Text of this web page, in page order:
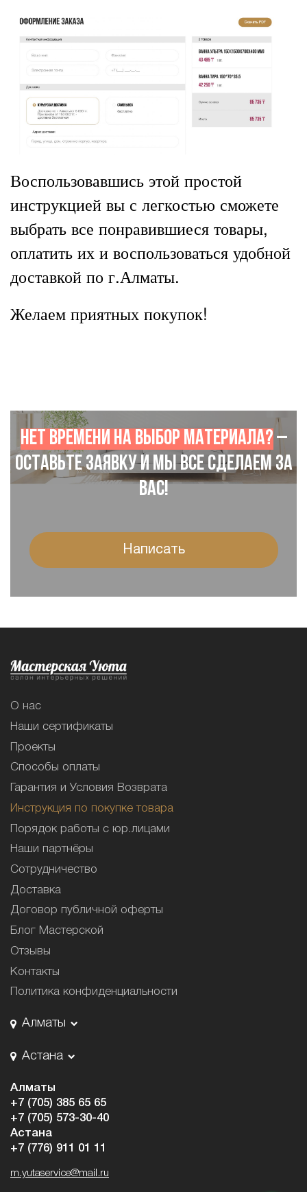
Воспользовавшись этой простой
инструкцией вы с легкостью сможете
выбрать все понравившиеся товары,
оплатить их и воспользоваться удобной
доставкой по г.Алматы.
Желаем приятных покупок!
Нет времени на выбор материала?–
Оставьте заявку и мы все сделаем за
Вас!
Написать
О нас
Наши сертификаты
Проекты
Способы оплаты
Гарантия и Условия Возврата
Инструкция по покупке товара
Порядок работы с юр.лицами
Наши партнёры
Сотрудничество
Доставка
Договор публичной оферты
Блог Мастерской
Отзывы
Контакты
Политика конфиденциальности
Алматы
Астана
Алматы
+7 (705) 385 65 65
+7 (705) 573-30-40
Астана
+7 (776) 911 01 11
m.yutaservice@mail.ru